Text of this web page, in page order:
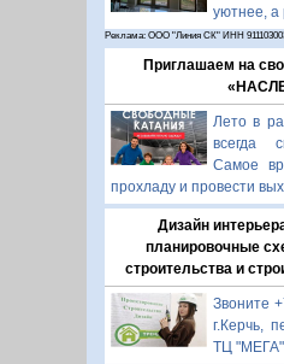
уютнее, а
Реклама: ООО "Линия СК" ИНН
Приглашаем на
Лето в
всегда
Самое
прохладу и провести
Дизайн
планировочные
строительства и
Звоните
г.Керчь,
ТЦ